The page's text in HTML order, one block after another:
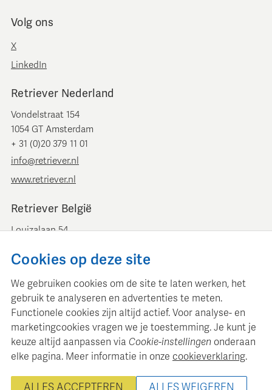
Volg ons
X
LinkedIn
Retriever Nederland
Vondelstraat 154
1054 GT Amsterdam
+ 31 (0)20 379 11 01
info@retriever.nl
www.retriever.nl
Retriever België
Louizalaan 54
+ 32 (0)2 893 00 52
www.retrievermedia.be
Retriever Media Informatie onderhoudt een gestructureerde
mediadatabase voor professionele mediaplanning en analyse.
Cookies op deze site
We gebruiken cookies om de site te laten werken, het
gebruik te analyseren en advertenties te meten.
Functionele cookies zijn altijd actief. Voor analyse- en
marketingcookies vragen we je toestemming. Je kunt je
keuze altijd aanpassen via Cookie-instellingen onderaan
elke pagina. Meer informatie in onze cookieverklaring.
ALLES ACCEPTEREN ALLES WEIGEREN